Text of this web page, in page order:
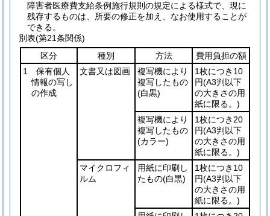
障害者医療費支給条例施行規則の規定による様式で、現に
残存するものは、所要の修正を加え、なお使用することが
できる。
別表(第21条関係)
区分
種別 方法
費用負担の額
1 保有個人
情報の写し
の作成
文書又は図画
複写機により
複写したもの
(白黒)
1枚につき10
円(A3判以下
の大きさの用
紙に限る。)
複写機により
複写したもの
(カラー)
1枚につき20
円(A3判以下
の大きさの用
紙に限る。)
マイクロフィ
ルム
用紙に印刷し
たもの(白黒)
1枚につき10
円(A3判以下
の大きさの用
紙に限る。)